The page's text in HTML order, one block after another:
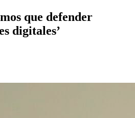
que defender
digitales’